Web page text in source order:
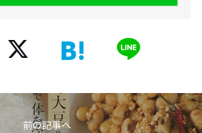
前の記事へ